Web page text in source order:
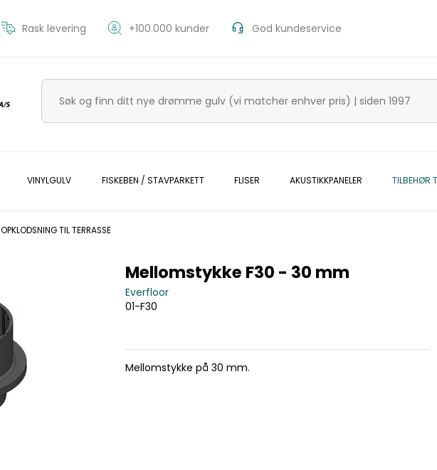
Rask levering +100.000 kunder God kundeservice
VINYLGULV FISKEBEN / STAVPARKETT FLISER AKUSTIKKPANELER TILBEHØR
OPKLODSNING TIL TERRASSE
Mellomstykke F30 - 30 mm
Everfloor
01-F30
Mellomstykke på 30 mm.